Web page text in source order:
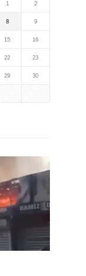
1 2
8 9
15 16
22 23
29 30